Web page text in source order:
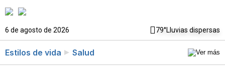
6 de agosto de 2026 79°Lluvias dispersas
Estilos de vida Salud